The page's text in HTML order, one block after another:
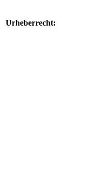
Urheberrecht: